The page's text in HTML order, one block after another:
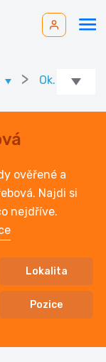
> Ok. Svitavy
ověřené a
Najdi si
nejdříve.
Lokalita
Pozice